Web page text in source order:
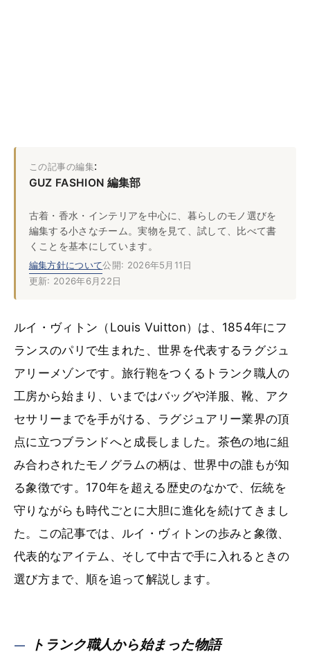
この記事の編集:
GUZ FASHION 編集部
古着・香水・インテリアを中心に、暮らしのモノ選びを
編集する小さなチーム。実物を見て、試して、比べて書
くことを基本にしています。
編集方針について公開: 2026年5月11日
更新: 2026年6月22日
ルイ・ヴィトン（Louis Vuitton）は、1854年にフ
ランスのパリで生まれた、世界を代表するラグジュ
アリーメゾンです。旅行鞄をつくるトランク職人の
工房から始まり、いまではバッグや洋服、靴、アク
セサリーまでを手がける、ラグジュアリー業界の頂
点に立つブランドへと成長しました。茶色の地に組
み合わされたモノグラムの柄は、世界中の誰もが知
る象徴です。170年を超える歴史のなかで、伝統を
守りながらも時代ごとに大胆に進化を続けてきまし
た。この記事では、ルイ・ヴィトンの歩みと象徴、
代表的なアイテム、そして中古で手に入れるときの
選び方まで、順を追って解説します。
トランク職人から始まった物語